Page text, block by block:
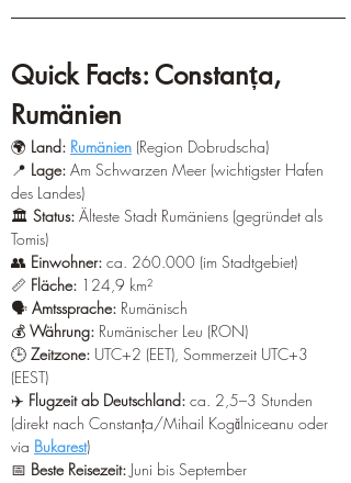
Quick Facts: Constanța,
Rumänien
🌍 Land: Rumänien (Region Dobrudscha)
📍 Lage: Am Schwarzen Meer (wichtigster Hafen
des Landes)
🏛️ Status: Älteste Stadt Rumäniens (gegründet als
Tomis)
👥 Einwohner: ca. 260.000 (im Stadtgebiet)
📏 Fläche: 124,9 km²
🗣️ Amtssprache: Rumänisch
💰 Währung: Rumänischer Leu (RON)
🕒 Zeitzone: UTC+2 (EET), Sommerzeit UTC+3
(EEST)
✈️ Flugzeit ab Deutschland: ca. 2,5–3 Stunden
(direkt nach Constanța/Mihail Kogălniceanu oder
via Bukarest)
📅 Beste Reisezeit: Juni bis September